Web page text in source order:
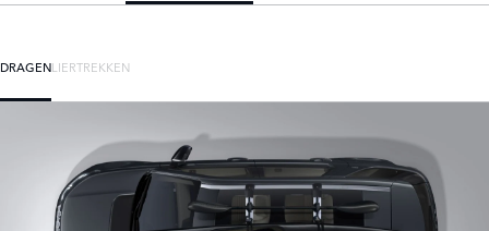
DRAGENLIERTREKKEN